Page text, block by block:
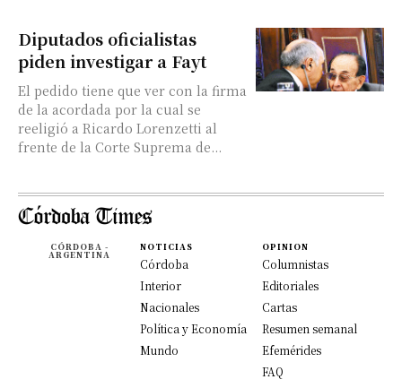
Diputados oficialistas
piden investigar a Fayt
El pedido tiene que ver con la firma
de la acordada por la cual se
reeligió a Ricardo Lorenzetti al
frente de la Corte Suprema de...
CÓRDOBA -
ARGENTINA
NOTICIAS
Córdoba
Interior
Nacionales
Política y Economía
Mundo
OPINION
Columnistas
Editoriales
Cartas
Resumen semanal
Efemérides
FAQ